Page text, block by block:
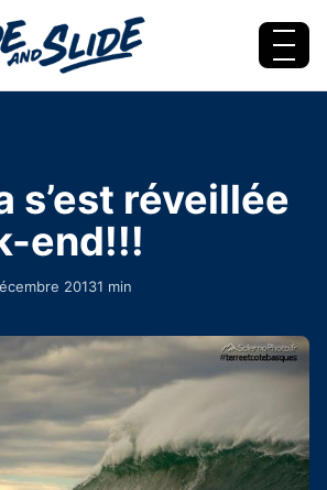
Menu
s’est réveillée
end!!!
20131 min